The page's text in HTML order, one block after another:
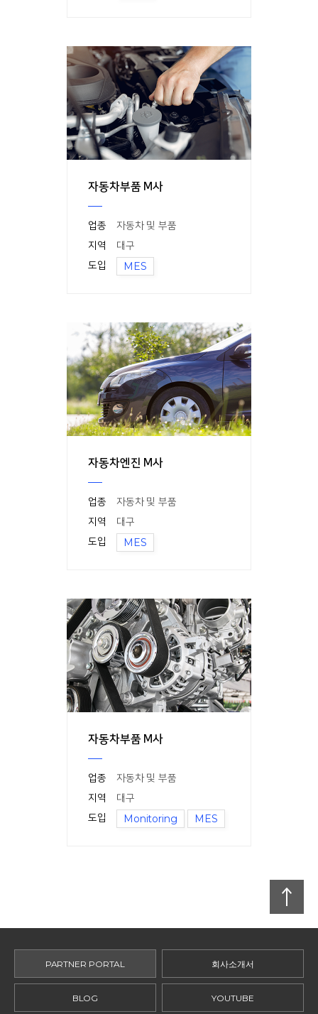
자동차부품 M사
업종
자동차 및 부품
지역
대구
도입
MES
자동차엔진 M사
업종
자동차 및 부품
지역
대구
도입
MES
자동차부품 M사
업종
자동차 및 부품
지역
대구
도입
Monitoring MES
PARTNER PORTAL 회사소개서
BLOG YOUTUBE